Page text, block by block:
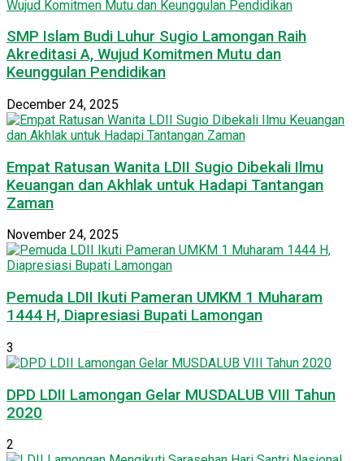
SMP Islam Budi Luhur Sugio Lamongan Raih
Akreditasi A, Wujud Komitmen Mutu dan
Keunggulan Pendidikan
December 24, 2025
Empat Ratusan Wanita LDII Sugio Dibekali Ilmu
Keuangan dan Akhlak untuk Hadapi Tantangan
Zaman
November 24, 2025
Pemuda LDII Ikuti Pameran UMKM 1 Muharam
1444 H, Diapresiasi Bupati Lamongan
3
DPD LDII Lamongan Gelar MUSDALUB VIII Tahun
2020
2